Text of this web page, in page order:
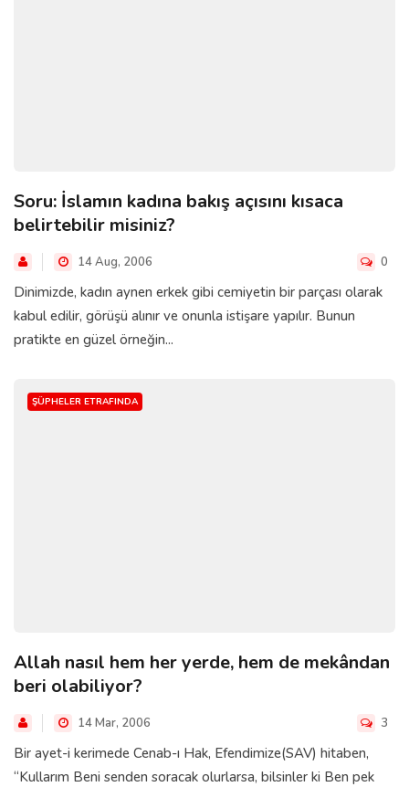
Soru: İslamın kadına bakış açısını kısaca
belirtebilir misiniz?
14 Aug, 2006 0
Dinimizde, kadın aynen erkek gibi cemiyetin bir parçası olarak
kabul edilir, görüşü alınır ve onunla istişare yapılır. Bunun
pratikte en güzel örneğin...
ŞÜPHELER ETRAFINDA
Allah nasıl hem her yerde, hem de mekândan
beri olabiliyor?
14 Mar, 2006 3
Bir ayet-i kerimede Cenab-ı Hak, Efendimize(SAV) hitaben,
“Kullarım Beni senden soracak olurlarsa, bilsinler ki Ben pek